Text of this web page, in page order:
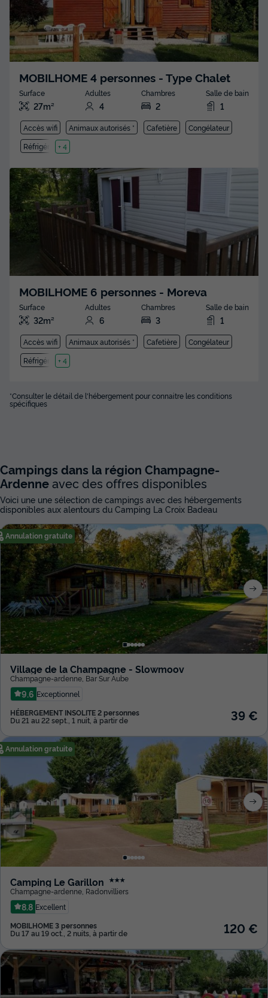
MOBILHOME 4 personnes - Type Chalet
Surface
27m²
Adultes
4
Chambres
2
Salle de bain
1
Accès wifi Animaux autorisés * Cafetière
Congélateur
Réfrigérateur
+ 4
MOBILHOME 6 personnes - Moreva
Surface
32m²
Adultes
6
Chambres
3
Salle de bain
1
Accès wifi Animaux autorisés * Cafetière
Congélateur
Réfrigérateur
+ 4
*Consulter le détail de l'hébergement pour connaitre les conditions
spécifiques
Campings dans la région Champagne-
Ardenneavec des offres disponibles
Voici une une sélection de campings avec des hébergements
disponibles aux alentours du Camping La Croix Badeau
Annulation gratuite
Village de la Champagne - Slowmoov
Champagne-ardenne Bar Sur Aube
9.6 Exceptionnel
HÉBERGEMENT INSOLITE 2 personnes
Du 21 au 22 sept., 1 nuit, à partir de 39 €
Annulation gratuite
Camping Le Garillon ★★★
Champagne-ardenne Radonvilliers
8.8 Excellent
MOBILHOME 3 personnes
Du 17 au 19 oct., 2 nuits, à partir de 120 €